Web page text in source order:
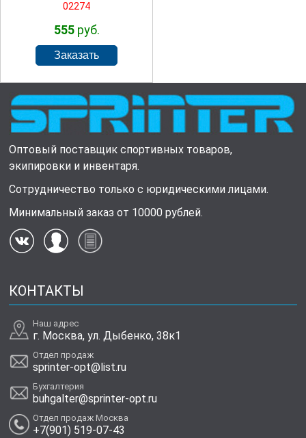
02274
555руб.
Оптовый поставщик спортивных товаров,
экипировки и инвентаря.
Сотрудничество только с юридическими лицами.
Минимальный заказ от 10000 рублей.
КОНТАКТЫ
Наш адрес
г. Москва, ул. Дыбенко, 38к1
Отдел продаж
sprinter-opt@list.ru
Бухгалтерия
buhgalter@sprinter-opt.ru
Отдел продаж Москва
+7(901) 519-07-43